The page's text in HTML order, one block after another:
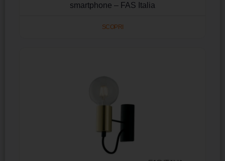
smartphone – FAS Italia
SCOPRI